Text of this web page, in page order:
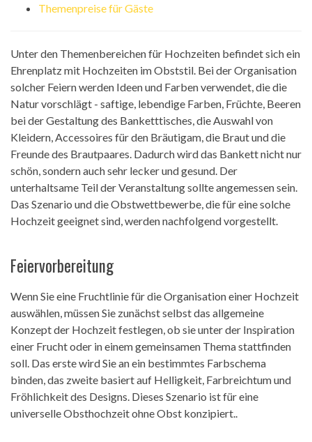
Themenpreise für Gäste
Unter den Themenbereichen für Hochzeiten befindet sich ein
Ehrenplatz mit Hochzeiten im Obststil. Bei der Organisation
solcher Feiern werden Ideen und Farben verwendet, die die
Natur vorschlägt - saftige, lebendige Farben, Früchte, Beeren
bei der Gestaltung des Banketttisches, die Auswahl von
Kleidern, Accessoires für den Bräutigam, die Braut und die
Freunde des Brautpaares. Dadurch wird das Bankett nicht nur
schön, sondern auch sehr lecker und gesund. Der
unterhaltsame Teil der Veranstaltung sollte angemessen sein.
Das Szenario und die Obstwettbewerbe, die für eine solche
Hochzeit geeignet sind, werden nachfolgend vorgestellt.
Feiervorbereitung
Wenn Sie eine Fruchtlinie für die Organisation einer Hochzeit
auswählen, müssen Sie zunächst selbst das allgemeine
Konzept der Hochzeit festlegen, ob sie unter der Inspiration
einer Frucht oder in einem gemeinsamen Thema stattfinden
soll. Das erste wird Sie an ein bestimmtes Farbschema
binden, das zweite basiert auf Helligkeit, Farbreichtum und
Fröhlichkeit des Designs. Dieses Szenario ist für eine
universelle Obsthochzeit ohne Obst konzipiert..